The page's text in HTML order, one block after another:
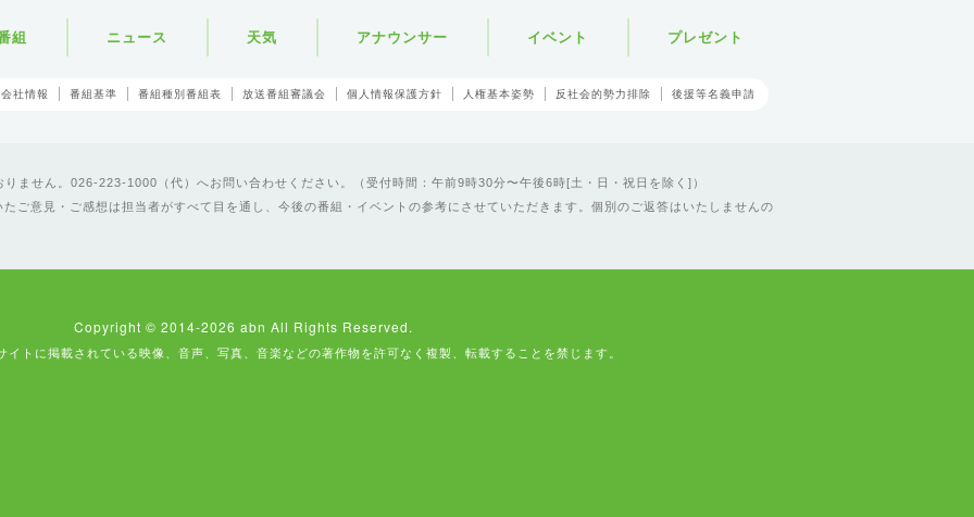
組 ニュース 天気 アナウンサー イベント プレゼント
会社情報 番組基準 番組種別番組表 放送番組審議会 個人情報保護方針 人権基本姿勢 反社会的勢力排除 後援等名義申請
ません。026-223-1000（代）へお問い合わせください。（受付時間：午前9時30分〜午後6時[土・日・祝日を除く]）
たご意見・ご感想は担当者がすべて目を通し、今後の番組・イベントの参考にさせていただきます。個別のご返答はいたしませんの
Copyright © 2014-2026 abn All Rights Reserved.
イトに掲載されている映像、音声、写真、音楽などの著作物を許可なく複製、転載することを禁じます。